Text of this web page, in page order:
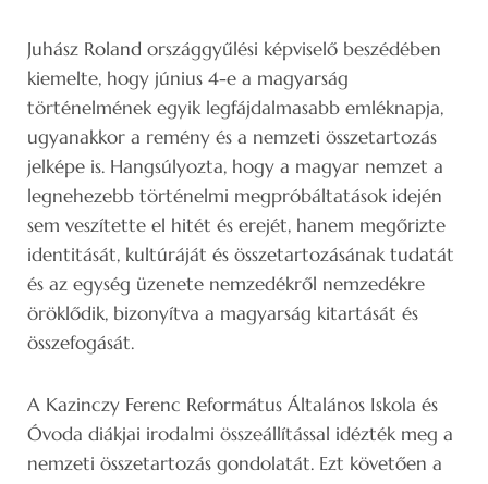
Juhász Roland országgyűlési képviselő beszédében
kiemelte, hogy június 4-e a magyarság
történelmének egyik legfájdalmasabb emléknapja,
ugyanakkor a remény és a nemzeti összetartozás
jelképe is. Hangsúlyozta, hogy a magyar nemzet a
legnehezebb történelmi megpróbáltatások idején
sem veszítette el hitét és erejét, hanem megőrizte
identitását, kultúráját és összetartozásának tudatát
és az egység üzenete nemzedékről nemzedékre
öröklődik, bizonyítva a magyarság kitartását és
összefogását.
A Kazinczy Ferenc Református Általános Iskola és
Óvoda diákjai irodalmi összeállítással idézték meg a
nemzeti összetartozás gondolatát. Ezt követően a